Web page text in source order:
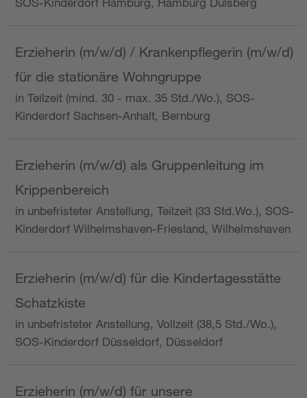
Erzieherin (m/w/d) / Krankenpflegerin (m/w/d)
für die stationäre Wohngruppe
in Teilzeit (mind. 30 - max. 35 Std./Wo.), SOS-
Kinderdorf Sachsen-Anhalt, Bernburg
Erzieherin (m/w/d) als Gruppenleitung im
Krippenbereich
in unbefristeter Anstellung, Teilzeit (33 Std.Wo.), SOS-
Kinderdorf Wilhelmshaven-Friesland, Wilhelmshaven
Erzieherin (m/w/d) für die Kindertagesstätte
Schatzkiste
in unbefristeter Anstellung, Vollzeit (38,5 Std./Wo.),
SOS-Kinderdorf Düsseldorf, Düsseldorf
Erzieherin (m/w/d) für unsere